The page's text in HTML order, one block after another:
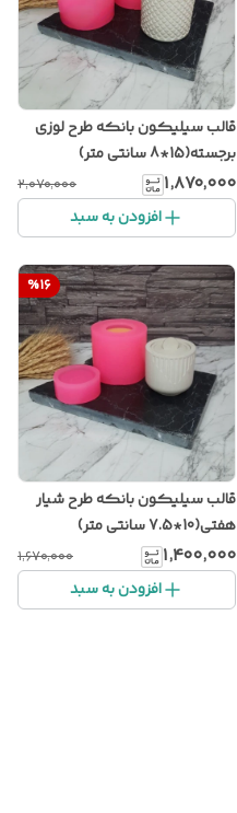
قالب سیلیکون بانکه طرح لوزی
برجسته(15*8 سانتی متر)
۱٬۸۷۰٬۰۰۰ ۲٬۰۷۰٬۰۰۰
افزودن به سبد
%16
قالب سیلیکون بانکه طرح شیار
هفتی(10*7.5 سانتی متر)
۱٬۴۰۰٬۰۰۰ ۱٬۶۷۰٬۰۰۰
افزودن به سبد